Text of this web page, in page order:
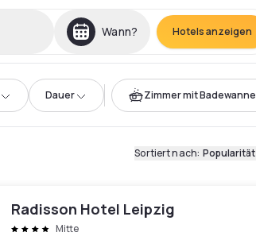
Wann? Hotels anzeigen
Dauer Zimmer mit Badewanne
Sortiert nach: Popularität
Radisson Hotel Leipzig
Mitte